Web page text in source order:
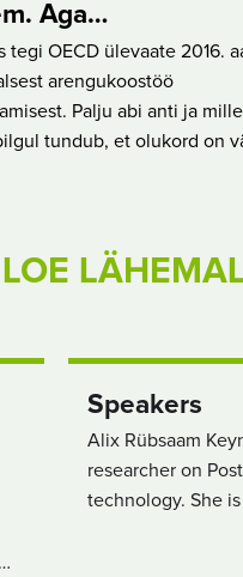
Aga…
tegi OECD ülevaate 2016.
arengukoostöö
Palju abi anti ja
tundub, et olukord on
LOE
Speakers
Alix Rübsaam
researcher on
technology. She